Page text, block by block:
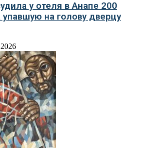
у отеля в Анапе 200
на голову дверцу